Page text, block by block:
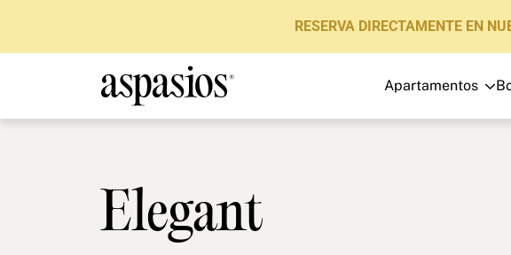
RESERVA DIRECTAMENTE EN
Apartamentos
Elegant